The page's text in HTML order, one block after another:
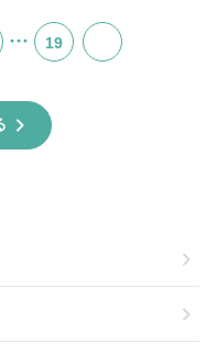
… 19
chevron_right
chevron_right
chevron_right